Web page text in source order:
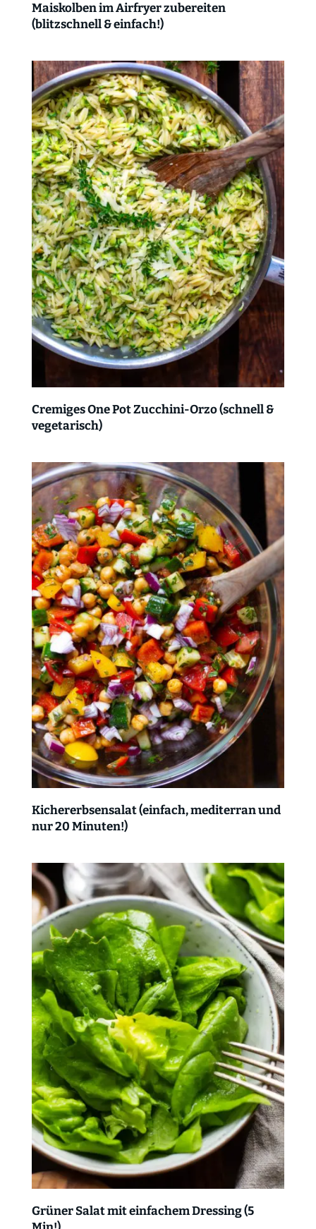
Maiskolben im Airfryer zubereiten
(blitzschnell & einfach!)
Cremiges One Pot Zucchini-Orzo (schnell &
vegetarisch)
Kichererbsensalat (einfach, mediterran und
nur 20 Minuten!)
Grüner Salat mit einfachem Dressing (5